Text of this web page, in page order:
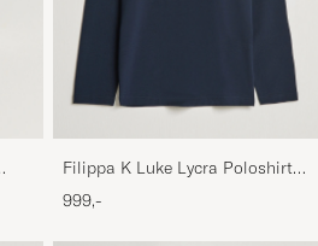
Filippa K Luke Lycra Poloshirt
Navy
999,-